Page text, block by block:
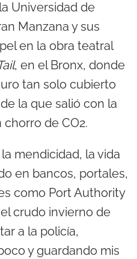
Universidad de
Manzana y sus
en la obra teatral
, en el Bronx, donde
tan solo cubierto
la que salió con la
de CO2.
mendicidad, la vida
en bancos, portales,
como Port Authority
crudo invierno de
a la policía,
y guardando mis